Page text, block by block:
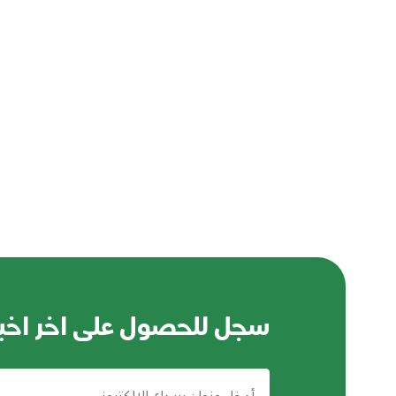
سجل للحصول على اخر